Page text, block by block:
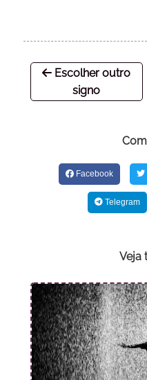
Escolher outro
signo
Facebook
Telegram
Veja